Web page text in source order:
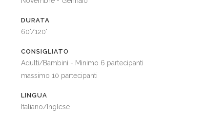
DURATA
60'/120'
CONSIGLIATO
Adulti/Bambini - Minimo 6 partecipanti
massimo 10 partecipanti
LINGUA
Italiano/Inglese